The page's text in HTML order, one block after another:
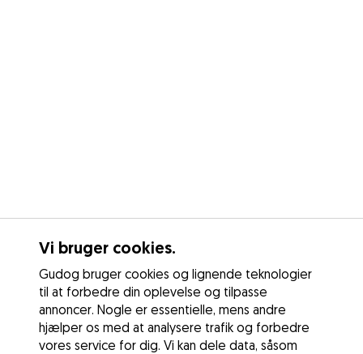
Vi bruger cookies.
Gudog bruger cookies og lignende teknologier
til at forbedre din oplevelse og tilpasse
annoncer. Nogle er essentielle, mens andre
hjælper os med at analysere trafik og forbedre
vores service for dig. Vi kan dele data, såsom